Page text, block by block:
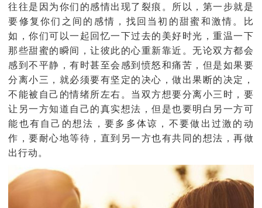
往往是因为你们的感情出现了裂痕。所以，第一步就是
要修复你们之间的感情，找回当初的甜蜜和激情。比
如，你们可以一起回忆一下过去的美好时光，重温一下
那些甜蜜的瞬间，让彼此的心重新靠近。无论双方都会
感到不平静，有时甚至会感到愤怒和痛苦，但是如果要
分离小三，就必须要有坚定的决心，做出果断的决定，
不能被自己的情绪所左右。当双方想要分离小三时，要
让另一方知道自己的真实想法，但是也要明白另一方可
能也有自己的想法，要多多体谅，不要做出过激的动
作，要耐心地等待，直到另一方也有共同的想法，再做
出行动。